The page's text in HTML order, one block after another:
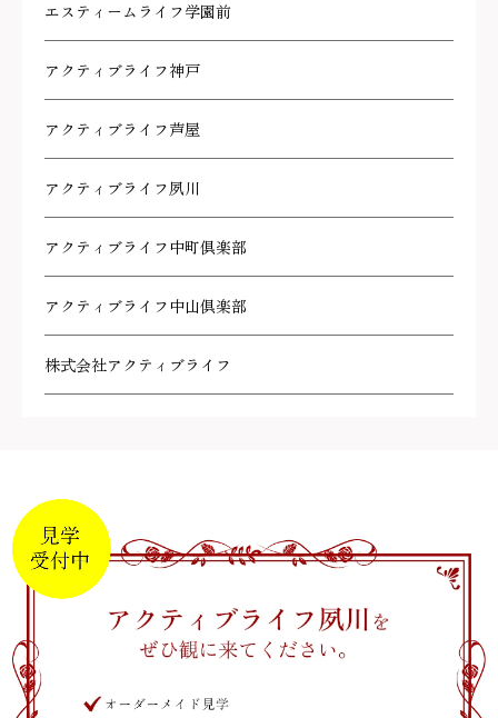
エスティームライフ学園前
アクティブライフ神戸
アクティブライフ芦屋
アクティブライフ夙川
アクティブライフ中町倶楽部
アクティブライフ中山倶楽部
株式会社アクティブライフ